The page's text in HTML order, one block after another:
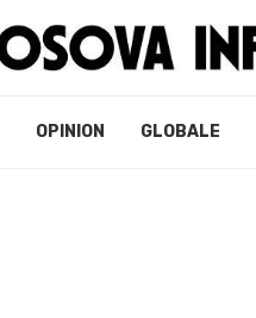
OPINION GLOBALE